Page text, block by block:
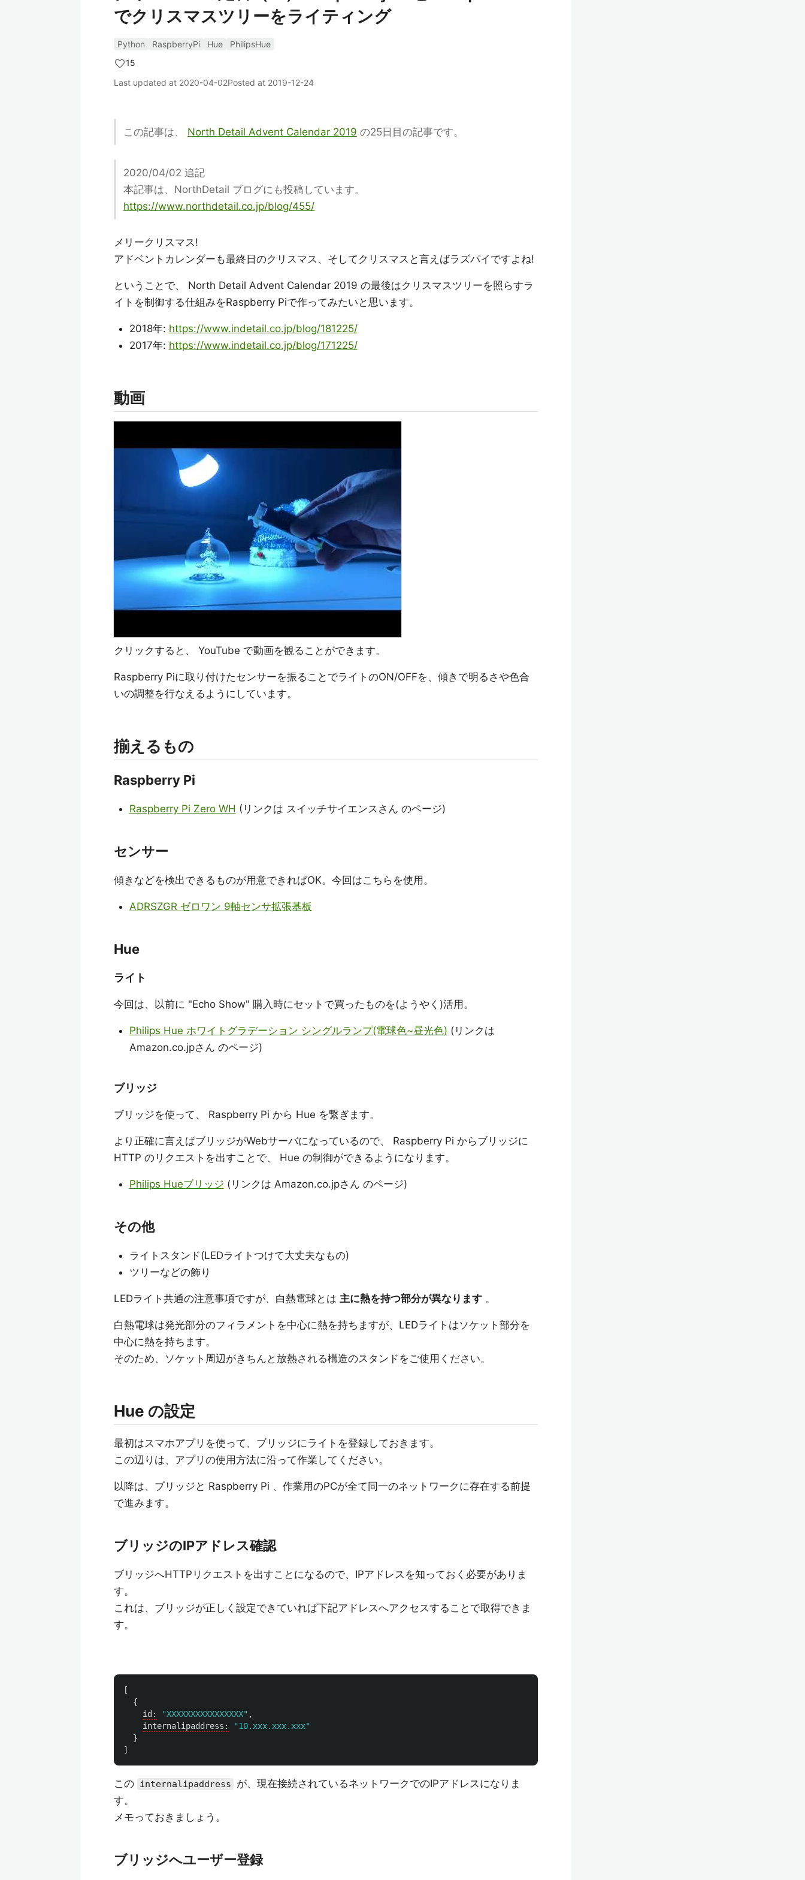
でクリスマスツリーをライティング
Python RaspberryPi Hue
PhilipsHue
15
Last updated at 2020-04-02Posted at 2019-12-24
この記事は、 North Detail Advent Calendar 2019 の25日目の記事です。
2020/04/02 追記
本記事は、NorthDetail ブログにも投稿しています。
https://www.northdetail.co.jp/blog/455/
メリークリスマス!
アドベントカレンダーも最終日のクリスマス、そしてクリスマスと言えばラズパイですよね!
ということで、 North Detail Advent Calendar 2019 の最後はクリスマスツリーを照らすラ
イトを制御する仕組みをRaspberry Piで作ってみたいと思います。
2018年: https://www.indetail.co.jp/blog/181225/
2017年: https://www.indetail.co.jp/blog/171225/
動画
クリックすると、 YouTube で動画を観ることができます。
Raspberry Piに取り付けたセンサーを振ることでライトのON/OFFを、傾きで明るさや色合
いの調整を行なえるようにしています。
揃えるもの
Raspberry Pi
Raspberry Pi Zero WH (リンクは スイッチサイエンスさん のページ)
センサー
傾きなどを検出できるものが用意できればOK。今回はこちらを使用。
ADRSZGR ゼロワン 9軸センサ拡張基板
Hue
ライト
今回は、以前に "Echo Show" 購入時にセットで買ったものを(ようやく)活用。
Philips Hue ホワイトグラデーション シングルランプ(電球色~昼光色) (リンクは
Amazon.co.jpさん のページ)
ブリッジ
ブリッジを使って、 Raspberry Pi から Hue を繋ぎます。
より正確に言えばブリッジがWebサーバになっているので、 Raspberry Pi からブリッジに
HTTP のリクエストを出すことで、 Hue の制御ができるようになります。
Philips Hueブリッジ (リンクは Amazon.co.jpさん のページ)
その他
ライトスタンド(LEDライトつけて大丈夫なもの)
ツリーなどの飾り
LEDライト共通の注意事項ですが、白熱電球とは 主に熱を持つ部分が異なります 。
白熱電球は発光部分のフィラメントを中心に熱を持ちますが、LEDライトはソケット部分を
中心に熱を持ちます。
そのため、ソケット周辺がきちんと放熱される構造のスタンドをご使用ください。
Hue の設定
最初はスマホアプリを使って、ブリッジにライトを登録しておきます。
この辺りは、アプリの使用方法に沿って作業してください。
以降は、ブリッジと Raspberry Pi 、作業用のPCが全て同一のネットワークに存在する前提
で進みます。
ブリッジのIPアドレス確認
ブリッジへHTTPリクエストを出すことになるので、IPアドレスを知っておく必要がありま
す。
これは、ブリッジが正しく設定できていれば下記アドレスへアクセスすることで取得できま
す。
[
{
id:
"XXXXXXXXXXXXXXXX" ,
internalipaddress:
"10.xxx.xxx.xxx"
}
]
この internalipaddress
が、現在接続されているネットワークでのIPアドレスになりま
す。
メモっておきましょう。
ブリッジへユーザー登録